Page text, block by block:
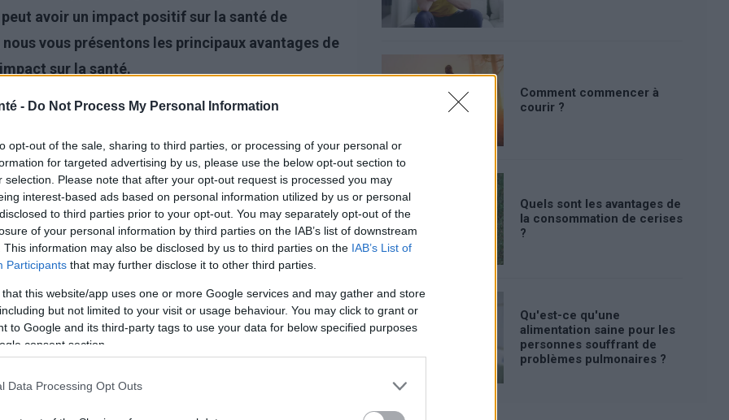
- Do Not Process My Personal Information
opt-out of the sale, sharing to third parties, or processing of your personal or
for targeted advertising by us, please use the below opt-out section to
selection. Please note that after your opt-out request is processed you may
interest-based ads based on personal information utilized by us or personal
to third parties prior to your opt-out. You may separately opt-out of the
of your personal information by third parties on the IAB’s list of downstream
This information may also be disclosed by us to third parties on the IAB’s List of
Participants that may further disclose it to other third parties.
that this website/app uses one or more Google services and may gather and store
but not limited to your visit or usage behaviour. You may click to grant or
to Google and its third-party tags to use your data for below specified purposes
consent section.
Data Processing Opt Outs
avoir un impact positif sur la santé de
vous présentons les principaux avantages de
sur la santé.
Comment commencer à
courir ?
Quels sont les avantages de
la consommation de cerises
?
Qu'est-ce qu'une
alimentation saine pour les
personnes souffrant de
problèmes pulmonaires ?